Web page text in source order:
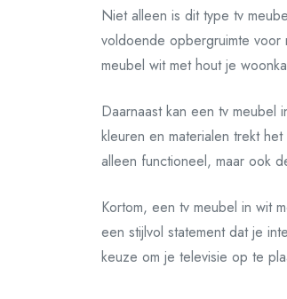
Niet alleen is dit type tv
voldoende opbergruimte
meubel wit met hout je
Daarnaast kan een tv meubel
kleuren en materialen trekt
alleen functioneel, maar ook
Kortom, een tv meubel in wit
een stijlvol statement dat je
keuze om je televisie op te